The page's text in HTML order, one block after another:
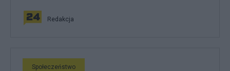
Redakcja
Społeczeństwo